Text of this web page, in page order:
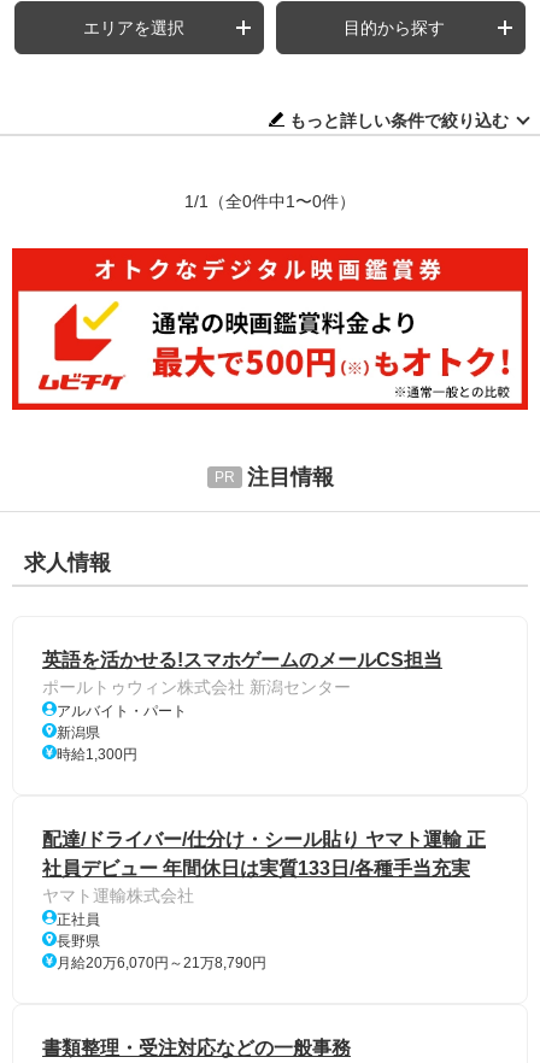
エリアを選択 目的から探す
もっと詳しい条件で絞り込む
1/1 （全0件中1〜0件）
注目情報
求人情報
英語を活かせる!スマホゲームのメールCS担当
ポールトゥウィン株式会社 新潟センター
アルバイト・パート
新潟県
時給1,300円
配達/ドライバー/仕分け・シール貼り ヤマト運輸 正
社員デビュー 年間休日は実質133日/各種手当充実
ヤマト運輸株式会社
正社員
長野県
月給20万6,070円～21万8,790円
書類整理・受注対応などの一般事務